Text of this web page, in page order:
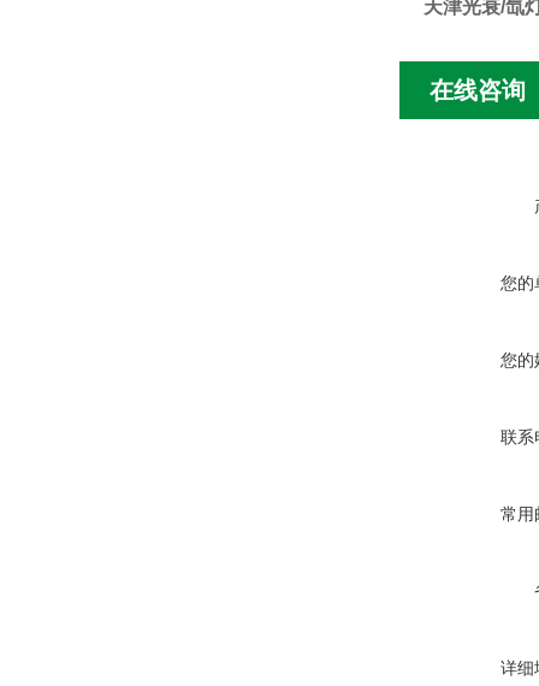
天津光衰/氙
在线咨询
您的
您的
联系
常用
详细